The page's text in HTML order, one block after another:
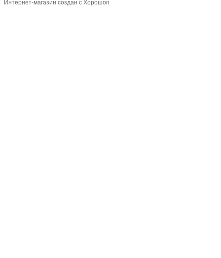
Интернет-магазин создан с Хорошоп